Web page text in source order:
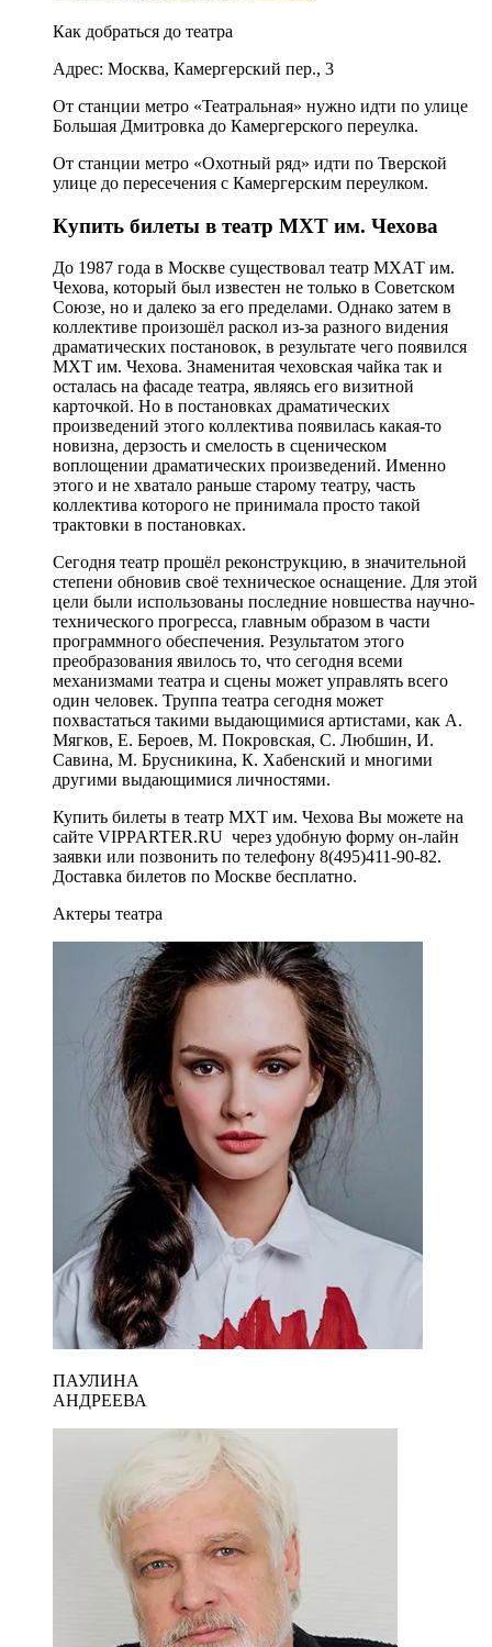
Как добраться до театра
Адрес: Москва, Камергерский пер., 3
От станции метро «Театральная» нужно идти по улице
Большая Дмитровка до Камергерского переулка.
От станции метро «Охотный ряд» идти по Тверской
улице до пересечения с Камергерским переулком.
Купить билеты в театр МХТ им. Чехова
До 1987 года в Москве существовал театр МХАТ им.
Чехова, который был известен не только в Советском
Союзе, но и далеко за его пределами. Однако затем в
коллективе произошёл раскол из-за разного видения
драматических постановок, в результате чего появился
МХТ им. Чехова. Знаменитая чеховская чайка так и
осталась на фасаде театра, являясь его визитной
карточкой. Но в постановках драматических
произведений этого коллектива появилась какая-то
новизна, дерзость и смелость в сценическом
воплощении драматических произведений. Именно
этого и не хватало раньше старому театру, часть
коллектива которого не принимала просто такой
трактовки в постановках.
Сегодня театр прошёл реконструкцию, в значительной
степени обновив своё техническое оснащение. Для этой
цели были использованы последние новшества научно-
технического прогресса, главным образом в части
программного обеспечения. Результатом этого
преобразования явилось то, что сегодня всеми
механизмами театра и сцены может управлять всего
один человек. Труппа театра сегодня может
похвастаться такими выдающимися артистами, как А.
Мягков, Е. Бероев, М. Покровская, С. Любшин, И.
Савина, М. Брусникина, К. Хабенский и многими
другими выдающимися личностями.
Купить билеты в театр МХТ им. Чехова Вы можете на
сайте VIPPARTER.RU через удобную форму он-лайн
заявки или позвонить по телефону 8(495)411-90-82.
Доставка билетов по Москве бесплатно.
Актеры театра
ПАУЛИНА
АНДРЕЕВА